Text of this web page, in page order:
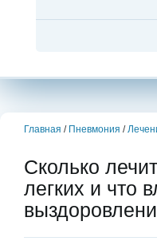
Главная / Пневмония /
Сколько
легких и что